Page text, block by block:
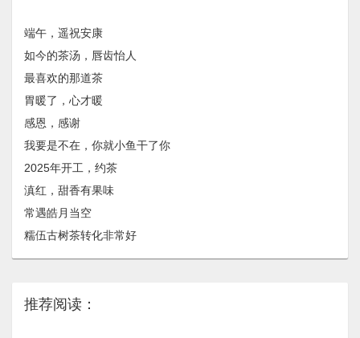
端午，遥祝安康
如今的茶汤，唇齿怡人
最喜欢的那道茶
胃暖了，心才暖
感恩，感谢
我要是不在，你就小鱼干了你
2025年开工，约茶
滇红，甜香有果味
常遇皓月当空
糯伍古树茶转化非常好
推荐阅读：